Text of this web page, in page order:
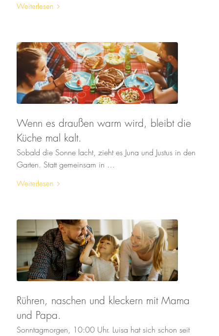
Weiterlesen
Wenn es draußen warm wird, bleibt die
Küche mal kalt.
Sobald die Sonne lacht, zieht es Juna und Justus in den
Garten. Statt gemeinsam in …
Weiterlesen
Rühren, naschen und kleckern mit Mama
und Papa.
Sonntagmorgen, 10:00 Uhr. Luisa hat sich schon seit